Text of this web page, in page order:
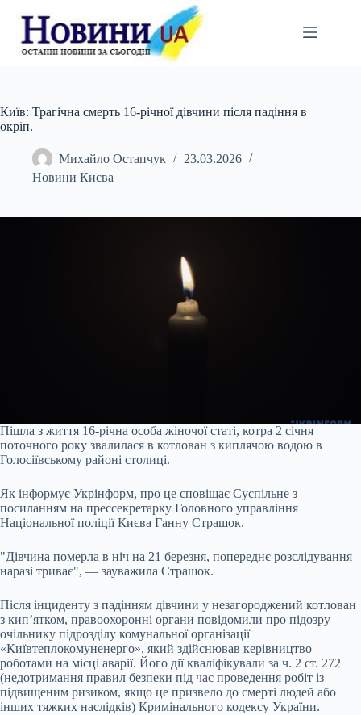
вмісту
Київ: Трагічна смерть 16-річної дівчини після падіння в
окріп.
Михайло Остапчук
23.03.2026
Новини Києва
Пішла з життя 16-річна особа жіночої статі, котра 2 січня
поточного року звалилася в котлован з киплячою водою в
Голосіївському районі столиці.
Як інформує Укрінформ, про це сповіщає Суспільне з
посиланням на прессекретарку Головного управління
Національної поліції Києва Ганну Страшок.
"Дівчина померла в ніч на 21 березня, попереднє розслідування
наразі триває", — зауважила Страшок.
Після інциденту з падінням дівчини у незагороджений котлован
з кип’ятком, правоохоронні органи повідомили про підозру
очільнику підрозділу комунальної організації
«Київтеплокомуненерго», який здійснював керівництво
роботами на місці аварії. Його дії кваліфікували за ч. 2 ст. 272
(недотримання правил безпеки під час проведення робіт із
підвищеним ризиком, якщо це призвело до смерті людей або
інших тяжких наслідків) Кримінального кодексу України.